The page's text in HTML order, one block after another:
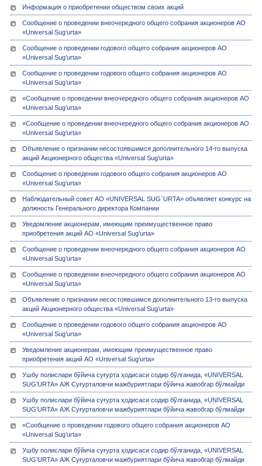
Информация о приобретении обществом своих акций
Сообщение о проведении внеочередного общего собрания акционеров АО
«Universal Sug’urta»
Сообщение о проведении годового общего собрания акционеров АО
«Universal Sug’urta»
Сообщение о проведении годового общего собрания акционеров АО
«Universal Sug’urta»
«Сообщение о проведении внеочередного общего собрания акционеров АО
«Universal Sug’urta»
«Сообщение о проведении внеочередного общего собрания акционеров АО
«Universal Sug’urta»
Объявление о признании несостоявшимся дополнительного 14-го выпуска
акций Акционерного общества «Universal Sug’urta»
Сообщение о проведении годового общего собрания акционеров АО
«Universal Sug’urta»
Наблюдательный совет АО «UNIVERSAL SUG`URTA» объявляет конкурс на
должность Генерального директора Компании
Уведомление акционерам, имеющим преимущественное право
приобретения акций АО «Universal Sug’urta»
Сообщение о проведении внеочередного общего собрания акционеров АО
«Universal Sug’urta»
Сообщение о проведении внеочередного общего собрания акционеров АО
«Universal Sug’urta»
Объявление о признании несостоявшимся дополнительного 13-го выпуска
акций Акционерного общества «Universal Sug’urta»
Сообщение о проведении годового общего собрания акционеров АО
«Universal Sug’urta»
Уведомление акционерам, имеющим преимущественное право
приобретения акций АО «Universal Sug’urta»
Ушбу полислари бўйича суғурта ҳодисаси содир бўлганида, «UNIVERSAL
SUG’URTA» АЖ Суғурталовчи мажбуриятлари бўйича жавобгар бўлмайди
Ушбу полислари бўйича суғурта ҳодисаси содир бўлганида, «UNIVERSAL
SUG’URTA» АЖ Суғурталовчи мажбуриятлари бўйича жавобгар бўлмайди
«Сообщение о проведении годового общего собрания акционеров АО
«Universal Sug’urta»
Ушбу полислари бўйича суғурта ҳодисаси содир бўлганида, «UNIVERSAL
SUG’URTA» АЖ Суғурталовчи мажбуриятлари бўйича жавобгар бўлмайди